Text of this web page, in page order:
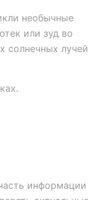
необычные
или зуд во
солнечных лучей
информации